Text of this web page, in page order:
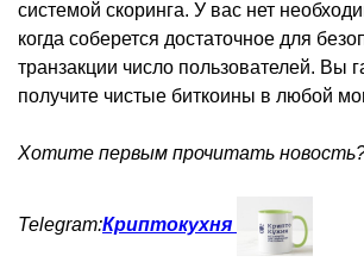
системой скоринга. У вас нет
когда соберется достаточное для
транзакции число пользователей. Вы
получите чистые биткоины в любой
Хотите первым прочитать
Telegram:Криптокухня